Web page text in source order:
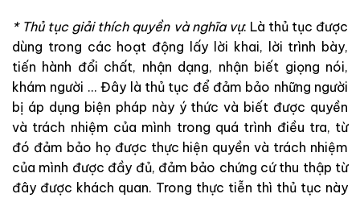
* Thủ tục giải thích quyền vànghĩa vụ: Là thủ tục được
dùng trong các hoạt động lấy lời khai, lời trình bày,
tiến hành đổi chất, nhận dạng, nhận biết giọng nói,
khám người ...Đây là thủ tục để đảm bảo những người
bị áp dụng biện pháp này ý thứcvà biết được quyền
và trách nhiệm của mình trong quá trình điều tra, từ
đó đảm bảo họ được thực hiện quyềnvà trách nhiệm
của mình được đầy đủ, đảm bảo chứng cứ thu thập từ
đây được khách quan. Trong thực tiễn thì thủ tục này